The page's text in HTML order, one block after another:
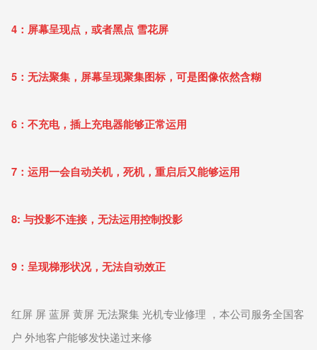
4：屏幕呈现点，或者黑点 雪花屏
5：无法聚集，屏幕呈现聚集图标，可是图像依然含糊
6：不充电，插上充电器能够正常运用
7：运用一会自动关机，死机，重启后又能够运用
8: 与投影不连接，无法运用控制投影
9：呈现梯形状况，无法自动效正
红屏 屏 蓝屏 黄屏 无法聚集 光机专业修理 ，本公司服务全国客
户 外地客户能够发快递过来修